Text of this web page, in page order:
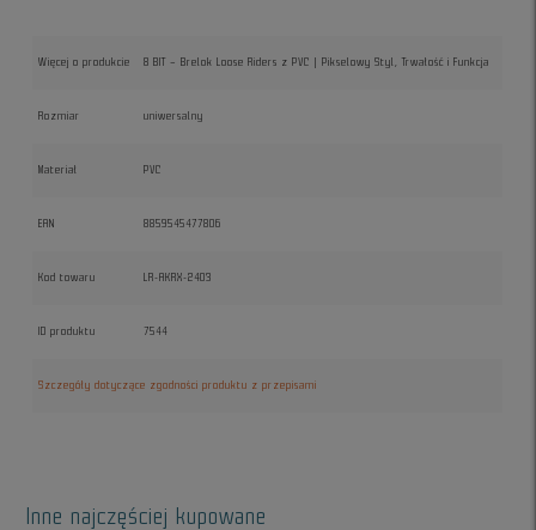
Więcej o produkcie 8 BIT – Brelok Loose Riders z PVC | Pikselowy Styl, Trwałość i Funkcja
Rozmiar uniwersalny
Materiał PVC
EAN 8859545477806
Kod towaru LR-AKRX-2403
ID produktu 7544
Szczegóły dotyczące zgodności produktu z przepisami
Inne najczęściej kupowane